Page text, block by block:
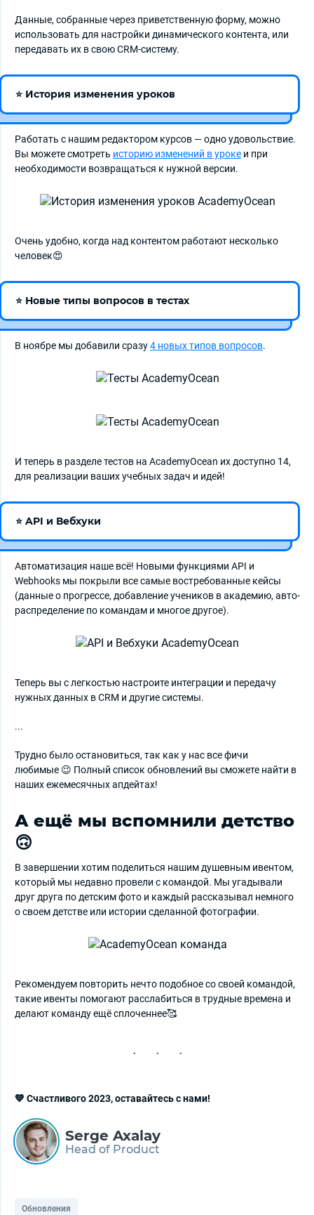
Данные, собранные через приветственную форму, можно
использовать для настройки динамического контента, или
передавать их в свою CRM-систему.
⭐ История изменения уроков
Работать с нашим редактором курсов — одно удовольствие.
Вы можете смотреть историю изменений в уроке и при
необходимости возвращаться к нужной версии.
Очень удобно, когда над контентом работают несколько
человек😍
⭐ Новые типы вопросов в тестах
В ноябре мы добавили сразу4 новых типов вопросов.
И теперь в разделе тестов на AcademyOcean их доступно 14,
для реализации ваших учебных задач и идей!
⭐ API и Вебхуки
Автоматизация наше всё! Новыми функциями API и
Webhooks мы покрыли все самые востребованные кейсы
(данные о прогрессе, добавление учеников в академию, авто-
распределение по командам и многое другое).
Теперь вы с легкостью настроите интеграции и передачу
нужных данных в CRM и другие системы.
...
Трудно было остановиться, так как у нас все фичи
любимые 😉 Полный список обновлений вы сможете найти в
наших ежемесячных апдейтах!
А ещё мы вспомнили детство
🙃
В завершении хотим поделиться нашим душевным ивентом,
который мы недавно провели с командой. Мы угадывали
друг друга по детским фото и каждый рассказывал немного
о своем детстве или истории сделанной фотографии.
Рекомендуем повторить нечто подобное со своей командой,
такие ивенты помогают расслабиться в трудные времена и
делают команду ещё сплоченнее🥰
💙 Счастливого 2023, оставайтесь с нами!
Serge Axalay
Head of Product
Обновления